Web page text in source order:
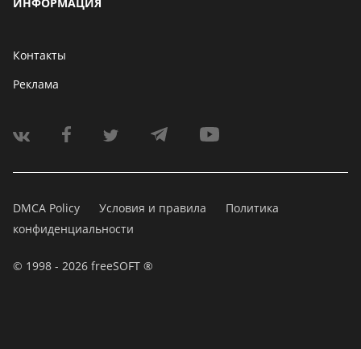
Контакты
Реклама
DMCA Policy Условия и правила
Политика
конфиденциальности
© 1998 - 2026 freeSOFT ®